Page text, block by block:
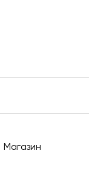
Магазин